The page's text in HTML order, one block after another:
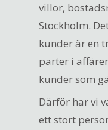
villor,
Stockholm.
kunder är en
parter i
kunder som
Därför har vi
ett stort